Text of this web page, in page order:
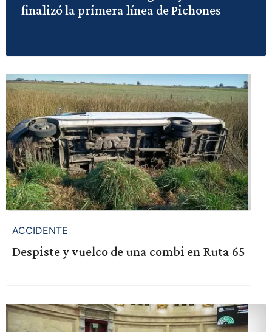
finalizó la primera línea de Pichones
ACCIDENTE
Despiste y vuelco de una combi en Ruta 65